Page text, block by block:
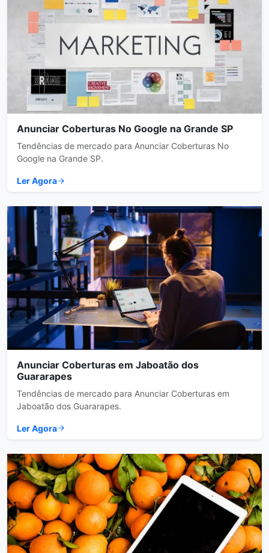
Anunciar Coberturas No Google na Grande SP
Tendências de mercado para Anunciar Coberturas No
Google na Grande SP.
Ler Agora
Anunciar Coberturas em Jaboatão dos
Guararapes
Tendências de mercado para Anunciar Coberturas em
Jaboatão dos Guararapes.
Ler Agora